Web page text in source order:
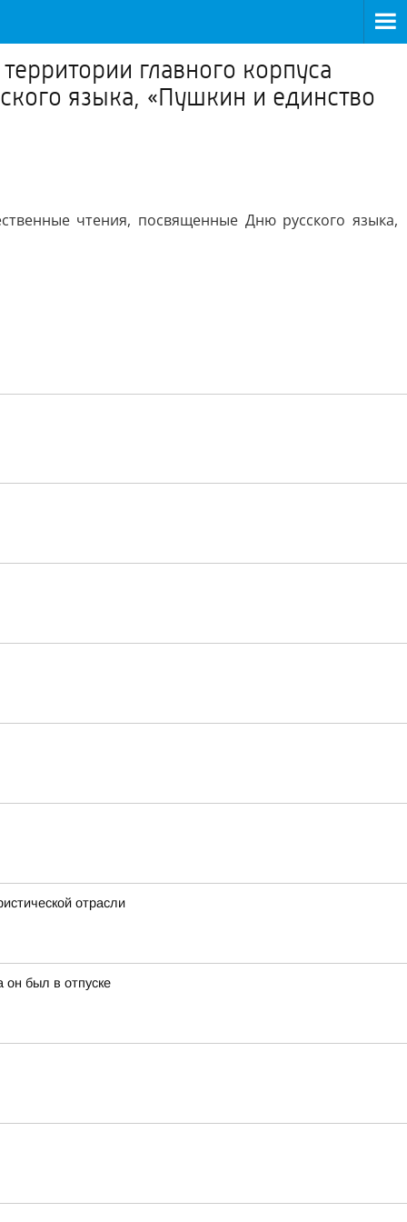
главного корпуса
языка, «Пушкин и единство
чтения, посвященные Дню русского языка,
отрасли
был в отпуске